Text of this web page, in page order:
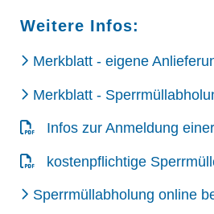
Weitere Infos:
Merkblatt - eigene
Merkblatt -
Infos zur Anmeldung
kostenpflichtige
Sperrmüllabholung online